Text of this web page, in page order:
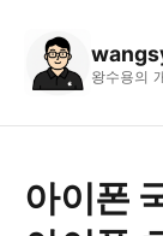
왕수용의
아이폰